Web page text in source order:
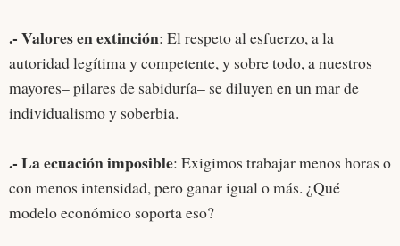
.- Valores en extinción: El respeto al esfuerzo, a la
autoridad legítima y competente, y sobre todo, a nuestros
mayores– pilares de sabiduría– se diluyen en un mar de
individualismo y soberbia.
.- La ecuación imposible: Exigimos trabajar menos horas o
con menos intensidad, pero ganar igual o más. ¿Qué
modelo económico soporta eso?